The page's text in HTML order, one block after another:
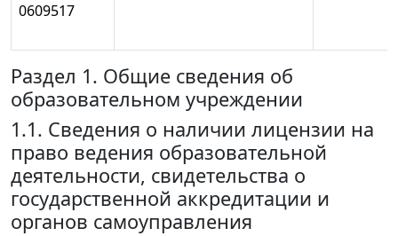
0609517
Раздел 1. Общие сведения об
образовательном учреждении
1.1. Сведения о наличии лицензии на
право ведения образовательной
деятельности, свидетельства о
государственной аккредитации и
органов самоуправления